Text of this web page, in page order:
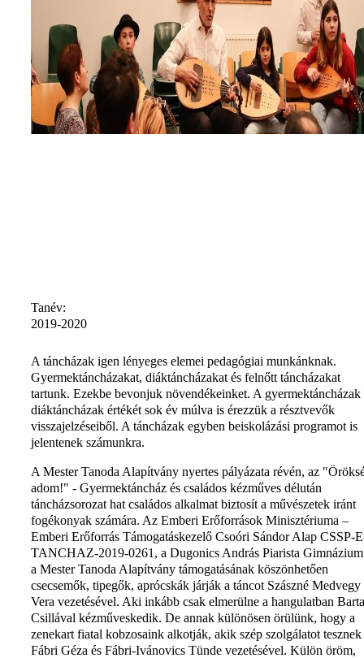
Tanév:
2019-2020
A táncházak igen lényeges elemei pedagógiai munkánknak.
Gyermektáncházakat, diáktáncházakat és felnőtt táncházakat
tartunk. Ezekbe bevonjuk növendékeinket. A gyermektáncházak
diáktáncházak értékét sok év múlva is érezzük a résztvevők
visszajelzéseiből. A táncházak egyben beiskolázási programot is
jelentenek számunkra.
A Mester Tanoda Alapítvány nyertes pályázata révén, az
adom!" - Gyermektáncház és családos kézműves délután
táncházsorozat hat családos alkalmat biztosít a művészetek iránt
fogékonyak számára. Az Emberi Erőforrások Minisztériuma –
Emberi Erőforrás Támogatáskezelő Csoóri Sándor Alap CSSP-
TANCHAZ-2019-0261, a Dugonics András Piarista Gimnázium
a Mester Tanoda Alapítvány támogatásának köszönhetően
csecsemők, tipegők, aprócskák járják a táncot Szászné Medvegy
Vera vezetésével. Aki inkább csak elmerülne a hangulatban Barta
Csillával kézműveskedik. De annak különösen örülünk, hogy a
zenekart fiatal kobzosaink alkotják, akik szép szolgálatot tesznek
Fábri Géza és Fábri-Ivánovics Tünde vezetésével. Külön öröm,